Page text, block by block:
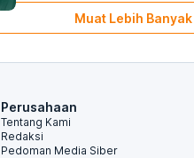
Muat Lebih Banyak
Perusahaan
Tentang Kami
Redaksi
Pedoman Media Siber